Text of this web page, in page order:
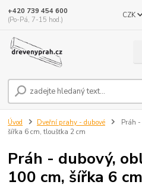
CZK
+420 739 454 600
(Po-Pá, 7-15 hod.)
Úvod Dveřní prahy - dubové
Práh
šířka 6 cm, tloušťka 2 cm
Práh - dubový,
100 cm, šířka 6